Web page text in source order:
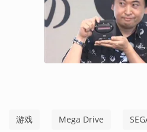
游戏 Mega Drive